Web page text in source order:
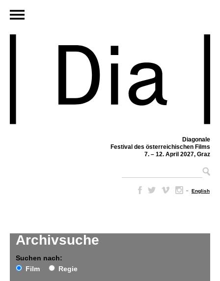
Diagonale
Festival des österreichischen Films
7. – 12. April 2027, Graz
– English
Archivsuche
Suchen nach:
Film
Regie